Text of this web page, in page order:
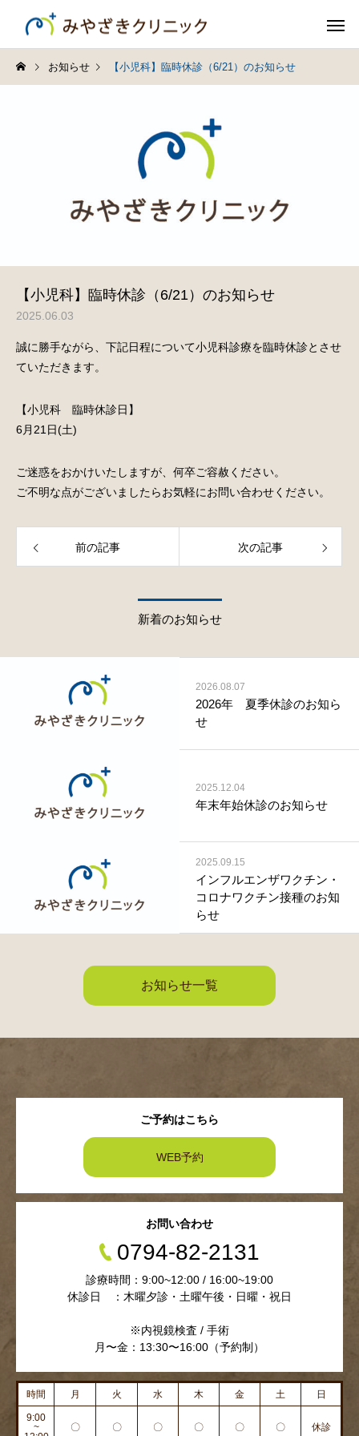
お知らせ 【小児科】臨時休診（6/21）のお知らせ
【小児科】臨時休診（6/21）のお知らせ
2025.06.03
誠に勝手ながら、下記日程について小児科診療を臨時休診とさせ
ていただきます。
【小児科 臨時休診日】
6月21日(土)
ご迷惑をおかけいたしますが、何卒ご容赦ください。
ご不明な点がございましたらお気軽にお問い合わせください。
前の記事 次の記事
新着のお知らせ
2026.08.07
2026年 夏季休診のお知ら
せ
2025.12.04
年末年始休診のお知らせ
2025.09.15
インフルエンザワクチン・
コロナワクチン接種のお知
らせ
お知らせ一覧
ご予約はこちら
WEB予約
お問い合わせ
0794-82-2131
診療時間：9:00~12:00 / 16:00~19:00
休診日 ：木曜夕診・土曜午後・日曜・祝日
※内視鏡検査 / 手術
月〜金：13:30〜16:00（予約制）
時間 月 火 水 木 金 土 日
9:00
~
〇 〇 〇 〇 〇 〇 休診